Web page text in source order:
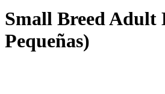
Small Breed Adult
Pequeñas)